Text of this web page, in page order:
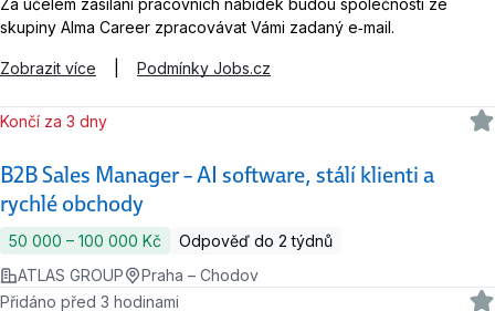
Za účelem zasílání pracovních nabídek budou společnosti ze
skupiny Alma Career zpracovávat Vámi zadaný e‑mail.
Zobrazit více Podmínky Jobs.cz
B2B Sales Manager – AI software, stálí klienti a
rychlé obchody
Končí za 3 dny
50 000 ‍–‍ 100 000 Kč
Odpověď do 2 týdnů
ATLAS GROUP
Praha – Chodov
Přidáno před 3 hodinami